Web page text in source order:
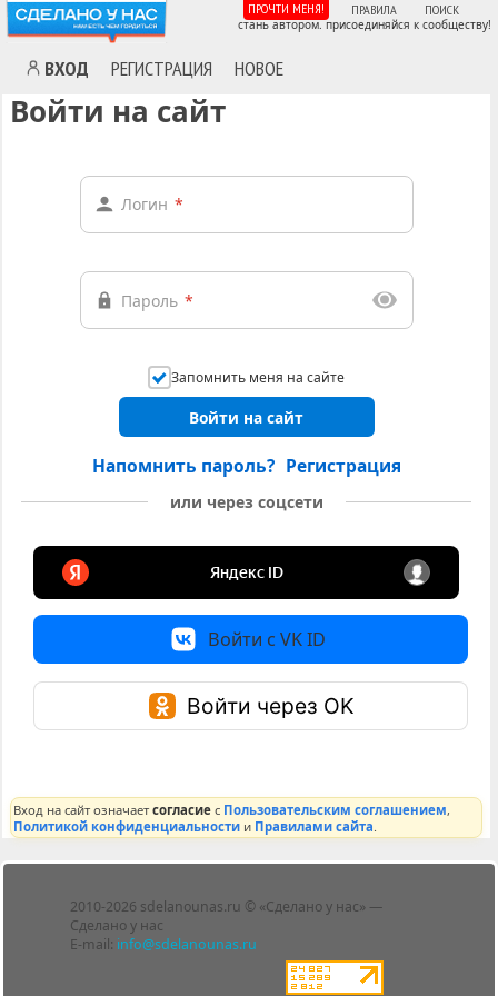
ВХОД РЕГИСТРАЦИЯ НОВОЕ
ПРОЧТИ МЕНЯ! ПРАВИЛА ПОИСК
стань автором. присоединяйся к сообществу!
Войти на сайт
Логин *
Пароль *
Запомнить меня на сайте
Войти на сайт
Напомнить пароль? Регистрация
или через соцсети
Войти с VK ID
Войти через OK
Вход на сайт означаетсогласие с Пользовательским соглашением,
Политикой конфиденциальности и Правилами сайта
2010-2026 sdelanounas.ru © «Сделано у нас» —
Сделано у нас
E-mail: info@sdelanounas.ru
Блоги
Люди
Политика